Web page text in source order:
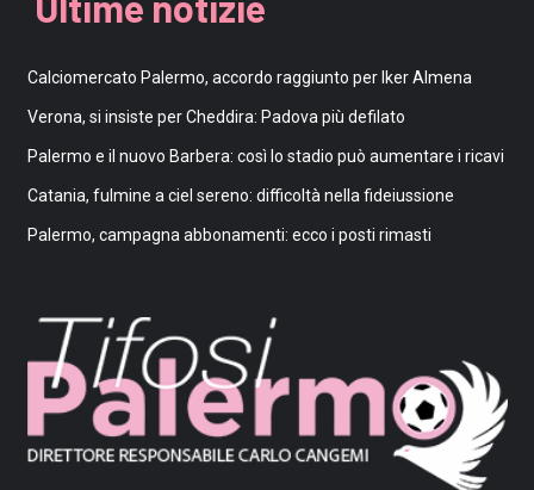
Calciomercato Palermo, accordo raggiunto per Iker Almena
Verona, si insiste per Cheddira: Padova più defilato
Palermo e il nuovo Barbera: così lo stadio può aumentare i ricavi
Catania, fulmine a ciel sereno: difficoltà nella fideiussione
Palermo, campagna abbonamenti: ecco i posti rimasti